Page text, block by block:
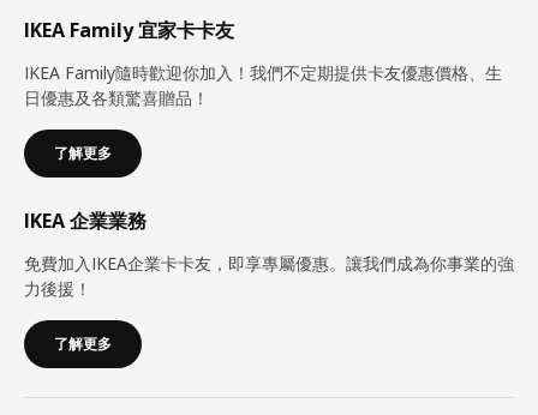
IKEA Family 宜家卡卡友
IKEA Family隨時歡迎你加入！我們不定期提供卡友優惠價格、生
日優惠及各類驚喜贈品！
了解更多
IKEA 企業業務
免費加入IKEA企業卡卡友，即享專屬優惠。讓我們成為你事業的強
力後援！
了解更多